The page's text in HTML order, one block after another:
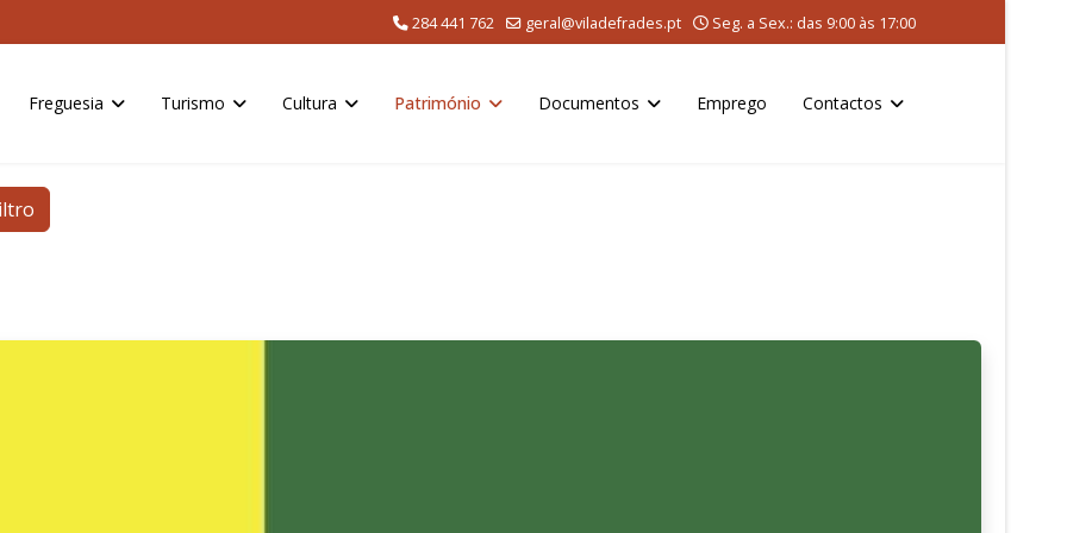
284 441 762 geral@viladefrades.pt Seg. a Sex.: das 9:00 às 17:00
Freguesia Turismo Cultura Património Documentos Emprego Contactos